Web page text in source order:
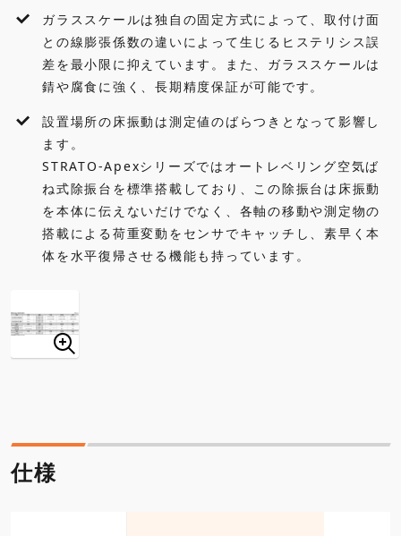
ガラススケールは独自の固定方式によって、取付け面
との線膨張係数の違いによって生じるヒステリシス誤
差を最小限に抑えています。また、ガラススケールは
錆や腐食に強く、長期精度保証が可能です。
設置場所の床振動は測定値のばらつきとなって影響し
ます。
STRATO-Apexシリーズではオートレベリング空気ば
ね式除振台を標準搭載しており、この除振台は床振動
を本体に伝えないだけでなく、各軸の移動や測定物の
搭載による荷重変動をセンサでキャッチし、素早く本
体を水平復帰させる機能も持っています。
仕様